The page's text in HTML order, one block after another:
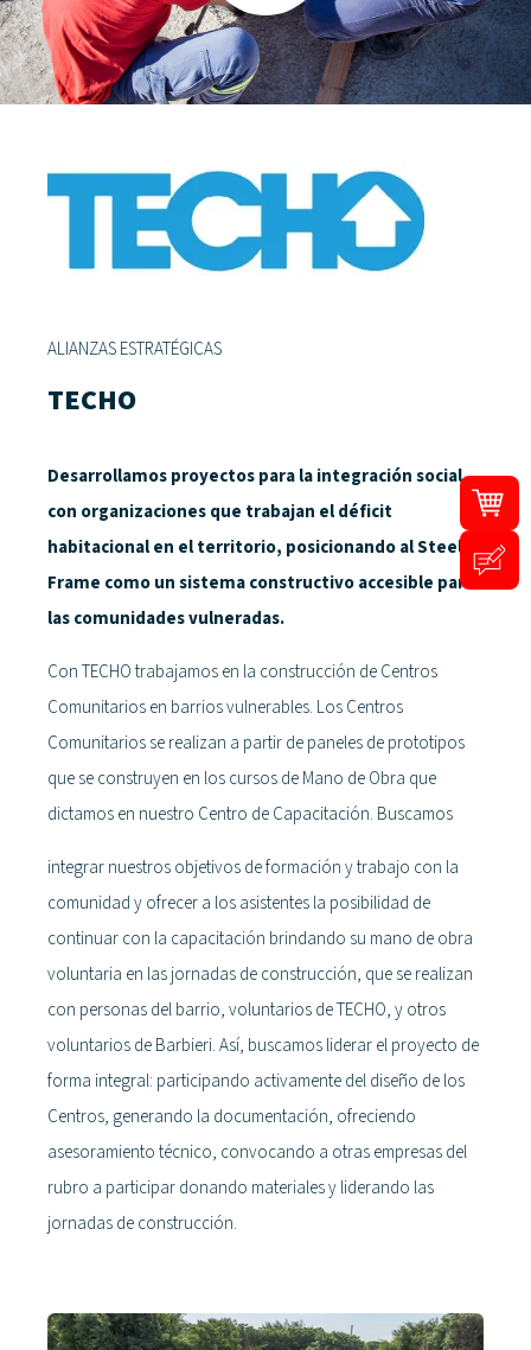
ALIANZAS ESTRATÉGICAS
TECHO
Desarrollamos proyectos para la integración social
con organizaciones que trabajan el déficit
habitacional en el territorio, posicionando al Steel
Frame como un sistema constructivo accesible para
las comunidades vulneradas.
Con TECHO trabajamos en la construcción de Centros
Comunitarios en barrios vulnerables. Los Centros
Comunitarios se realizan a partir de paneles de prototipos
que se construyen en los cursos de Mano de Obra que
dictamos en nuestro Centro de Capacitación. Buscamos
integrar nuestros objetivos de formación y trabajo con la
comunidad y ofrecer a los asistentes la posibilidad de
continuar con la capacitación brindando su mano de obra
voluntaria en las jornadas de construcción, que se realizan
con personas del barrio, voluntarios de TECHO, y otros
voluntarios de Barbieri. Así, buscamos liderar el proyecto de
forma integral: participando activamente del diseño de los
Centros, generando la documentación, ofreciendo
asesoramiento técnico, convocando a otras empresas del
rubro a participar donando materiales y liderando las
jornadas de construcción.